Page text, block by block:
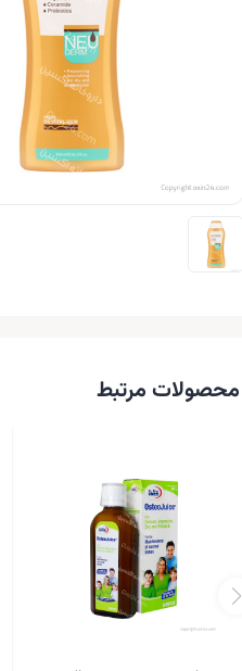
محصولات مرتبط